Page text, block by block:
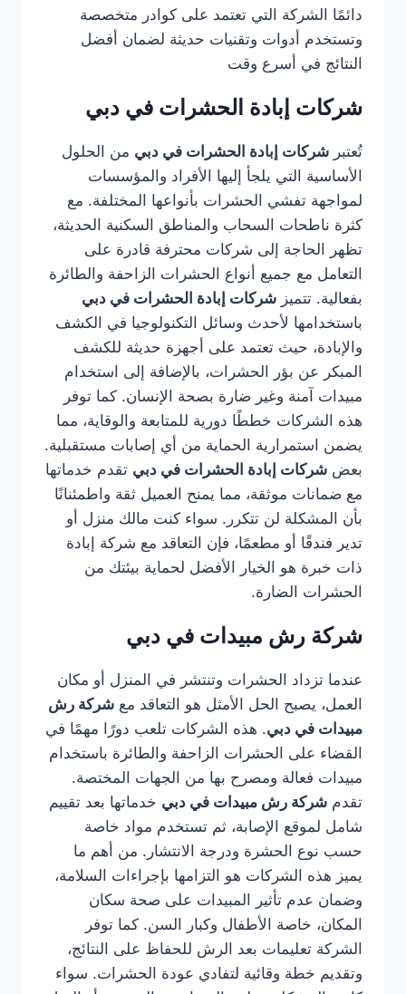
دائمًا الشركة التي تعتمد على كوادر متخصصة
وتستخدم أدوات وتقنيات حديثة لضمان أفضل
النتائج في أسرع وقت
شركات إبادة الحشرات في دبي
تُعتبر شركات إبادة الحشرات في دبي من الحلول
الأساسية التي يلجأ إليها الأفراد والمؤسسات
لمواجهة تفشي الحشرات بأنواعها المختلفة. مع
كثرة ناطحات السحاب والمناطق السكنية الحديثة،
تظهر الحاجة إلى شركات محترفة قادرة على
التعامل مع جميع أنواع الحشرات الزاحفة والطائرة
بفعالية. تتميز شركات إبادة الحشرات في دبي
باستخدامها لأحدث وسائل التكنولوجيا في الكشف
والإبادة، حيث تعتمد على أجهزة حديثة للكشف
المبكر عن بؤر الحشرات، بالإضافة إلى استخدام
مبيدات آمنة وغير ضارة بصحة الإنسان. كما توفر
هذه الشركات خططًا دورية للمتابعة والوقاية، مما
يضمن استمرارية الحماية من أي إصابات مستقبلية.
بعض شركات إبادة الحشرات في دبي تقدم خدماتها
مع ضمانات موثقة، مما يمنح العميل ثقة واطمئنانًا
بأن المشكلة لن تتكرر. سواء كنت مالك منزل أو
تدير فندقًا أو مطعمًا، فإن التعاقد مع شركة إبادة
ذات خبرة هو الخيار الأفضل لحماية بيئتك من
الحشرات الضارة.
شركة رش مبيدات في دبي
عندما تزداد الحشرات وتنتشر في المنزل أو مكان
العمل، يصبح الحل الأمثل هو التعاقد مع شركة رش
مبيدات في دبي. هذه الشركات تلعب دورًا مهمًا في
القضاء على الحشرات الزاحفة والطائرة باستخدام
مبيدات فعالة ومصرح بها من الجهات المختصة.
تقدم شركة رش مبيدات في دبي خدماتها بعد تقييم
شامل لموقع الإصابة، ثم تستخدم مواد خاصة
حسب نوع الحشرة ودرجة الانتشار. من أهم ما
يميز هذه الشركات هو التزامها بإجراءات السلامة،
وضمان عدم تأثير المبيدات على صحة سكان
المكان، خاصة الأطفال وكبار السن. كما توفر
الشركة تعليمات بعد الرش للحفاظ على النتائج،
وتقديم خطة وقائية لتفادي عودة الحشرات. سواء